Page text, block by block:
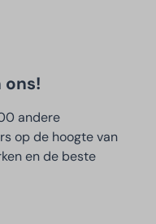
ons!
andere
op de hoogte van
en de beste